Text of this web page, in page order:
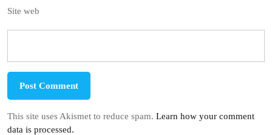
Site web
This site uses Akismet to reduce spam. Learn how your comment
data is processed.